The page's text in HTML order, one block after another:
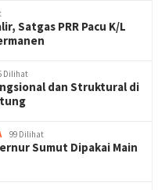
Satgas PRR Pacu K/L
Dilihat
dan Struktural di
99 Dilihat
Sumut Dipakai Main